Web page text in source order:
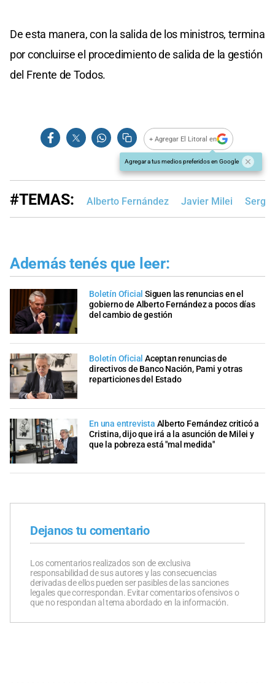
De esta manera, con la salida de los ministros, termina
por concluirse el procedimiento de salida de la gestión
del Frente de Todos.
+ Agregar El Litoral en
Agregar a tus medios preferidos en Google
#TEMAS: Alberto Fernández Javier Milei
Además tenés que leer:
Boletín Oficial Siguen las renuncias en el
gobierno de Alberto Fernández a pocos días
del cambio de gestión
Boletín Oficial Aceptan renuncias de
directivos de Banco Nación, Pami y otras
reparticiones del Estado
En una entrevista Alberto Fernández criticó a
Cristina, dijo que irá a la asunción de Milei y
que la pobreza está "mal medida"
Dejanos tu comentario
Los comentarios realizados son de exclusiva
responsabilidad de sus autores y las consecuencias
derivadas de ellos pueden ser pasibles de las sanciones
legales que correspondan. Evitar comentarios ofensivos o
que no respondan al tema abordado en la información.